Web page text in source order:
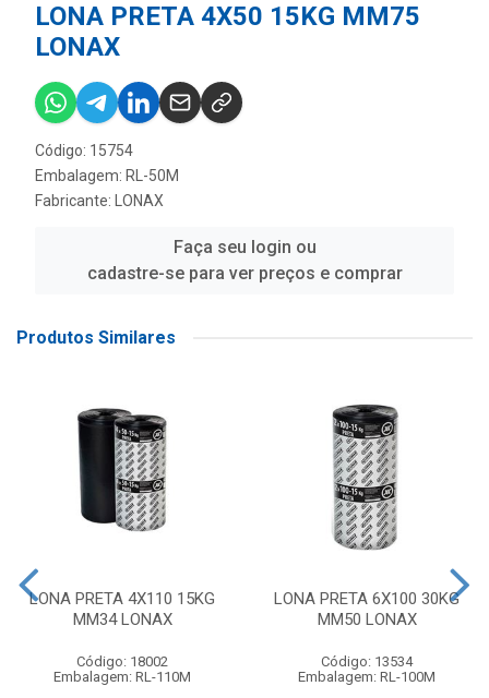
LONA PRETA 4X50 15KG MM75
LONAX
Código: 15754
Embalagem: RL-50M
Fabricante:
LONAX
Faça seu login ou
cadastre-se para ver preços e comprar
Produtos Similares
LONA PRETA 4X110 15KG
MM34 LONAX
Código: 18002
Embalagem: RL-110M
LONA PRETA 6X100 30KG
MM50 LONAX
Código: 13534
Embalagem: RL-100M